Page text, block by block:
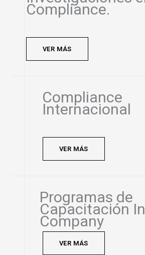
Compliance.
VER MÁS
Compliance
Internacional
VER MÁS
Programas de
Capacitación In
Company
VER MÁS